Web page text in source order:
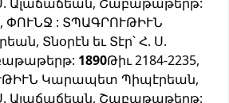
Ս. Ալաճաճեան, Շաբաթաթերթ:
ՓՈՒՆՋ : ՏՊԱԳՐՈՒԹԻՒՆ
Տնօրէն եւ Տէր՝ Հ. Ս.
1890Թիւ 2184-2235,
Կարապետ Պիպէրեան,
Ս. Ալաճաճեան, Շաբաթաթերթ: